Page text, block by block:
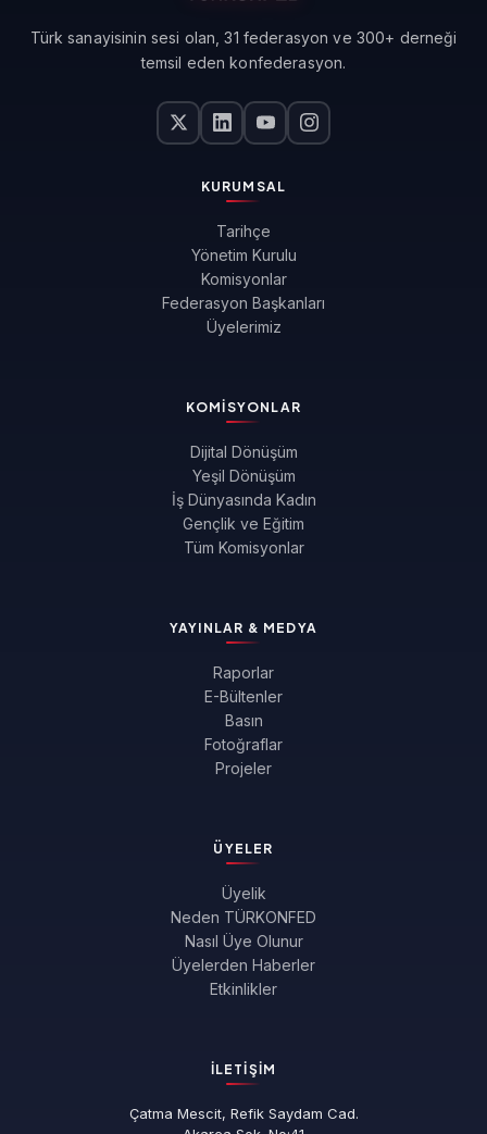
Türk sanayisinin sesi olan, 31 federasyon ve 300+ derneği
temsil eden konfederasyon.
KURUMSAL
Tarihçe
Yönetim Kurulu
Komisyonlar
Federasyon Başkanları
Üyelerimiz
KOMISYONLAR
Dijital Dönüşüm
Yeşil Dönüşüm
İş Dünyasında Kadın
Gençlik ve Eğitim
Tüm Komisyonlar
YAYINLAR & MEDYA
Raporlar
E-Bültenler
Basın
Fotoğraflar
Projeler
ÜYELER
Üyelik
Neden TÜRKONFED
Nasıl Üye Olunur
Üyelerden Haberler
Etkinlikler
İLETIŞIM
Çatma Mescit, Refik Saydam Cad.